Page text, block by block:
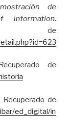
de
information.
de
de
Recuperado de
ed_digital/in